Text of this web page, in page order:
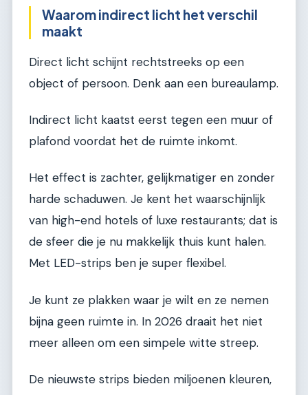
Waarom indirect licht het verschil
maakt
Direct licht schijnt rechtstreeks op een
object of persoon. Denk aan een bureaulamp.
Indirect licht kaatst eerst tegen een muur of
plafond voordat het de ruimte inkomt.
Het effect is zachter, gelijkmatiger en zonder
harde schaduwen. Je kent het waarschijnlijk
van high-end hotels of luxe restaurants; dat is
de sfeer die je nu makkelijk thuis kunt halen.
Met LED-strips ben je super flexibel.
Je kunt ze plakken waar je wilt en ze nemen
bijna geen ruimte in. In 2026 draait het niet
meer alleen om een simpele witte streep.
De nieuwste strips bieden miljoenen kleuren,